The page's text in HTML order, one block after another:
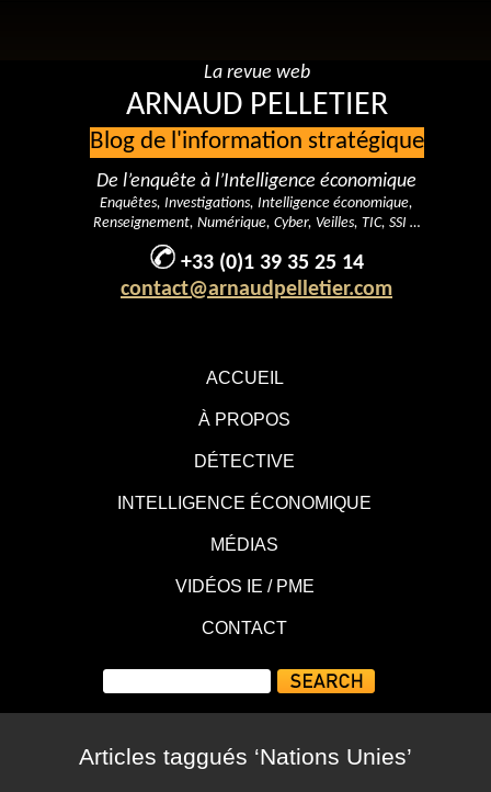
ACCUEIL
À PROPOS
DÉTECTIVE
INTELLIGENCE ÉCONOMIQUE
MÉDIAS
VIDÉOS IE / PME
CONTACT
La revue web
ARNAUD PELLETIER
Blog de l'information stratégique
De l’enquête à l’Intelligence économique
Enquêtes, Investigations, Intelligence économique,
Renseignement, Numérique, Cyber, Veilles, TIC, SSI …
+33 (0)1 39 35 25 14
contact@arnaudpelletier.com
Articles taggués ‘Nations Unies’